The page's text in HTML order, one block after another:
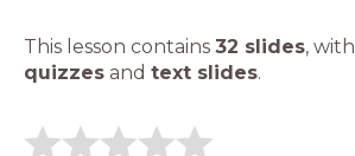
This lesson contains 32 slides, with
quizzes and text slides.